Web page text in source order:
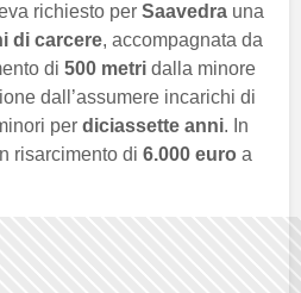
richiesto per Saavedra una
di carcere, accompagnata da
di 500 metri dalla minore
dall’assumere incarichi di
per diciassette anni. In
risarcimento di 6.000 euro a